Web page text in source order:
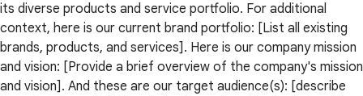
its diverse products and service portfolio. For additional
context, here is our current brand portfolio: [List all existing
brands, products, and services]. Here is our company mission
and vision: [Provide a brief overview of the company's mission
and vision]. And these are our target audience(s): [describe